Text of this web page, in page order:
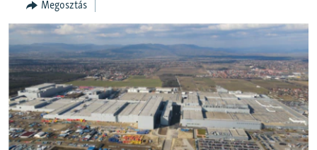
SZABADON
TÁRSADALOM
DEMOKRÁCIA
A PÉNZ NYOMÁBAN
EURÓPAI UNIÓ
VILÁG
Megosztás